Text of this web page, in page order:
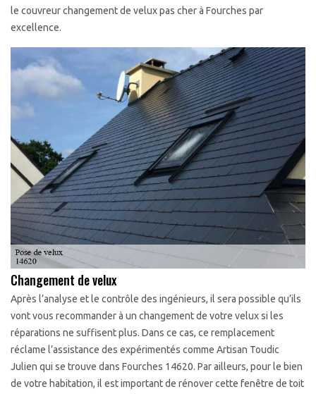
le couvreur changement de velux pas cher à Fourches par
excellence.
Changement de velux
Après l’analyse et le contrôle des ingénieurs, il sera possible qu’ils
vont vous recommander à un changement de votre velux si les
réparations ne suffisent plus. Dans ce cas, ce remplacement
réclame l’assistance des expérimentés comme Artisan Toudic
Julien qui se trouve dans Fourches 14620. Par ailleurs, pour le bien
de votre habitation, il est important de rénover cette fenêtre de toit